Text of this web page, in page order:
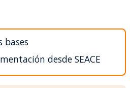
bases
desde SEACE